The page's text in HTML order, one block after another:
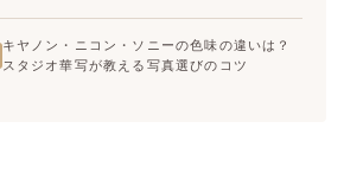
キヤノン・ニコン・ソニーの色味の違いは？
スタジオ華写が教える写真選びのコツ